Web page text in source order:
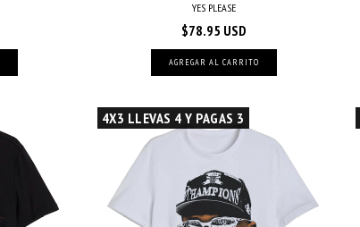
YES PLEASE
$78.95 USD
AGREGAR AL CARRITO
4X3 LLEVAS 4 Y PAGAS 3